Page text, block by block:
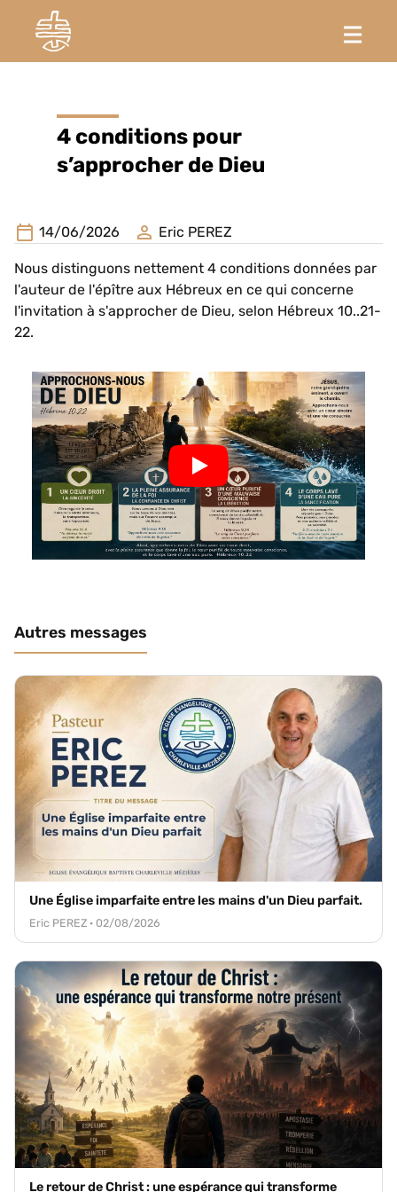
4 conditions pour
s’approcher de Dieu
14/06/2026 Eric PEREZ
Nous distinguons nettement 4 conditions données par
l'auteur de l'épître aux Hébreux en ce qui concerne
l'invitation à s'approcher de Dieu, selon Hébreux 10..21-
22.
Autres messages
Une Église imparfaite entre les mains d'un Dieu parfait.
Eric PEREZ · 02/08/2026
Le retour de Christ : une espérance qui transforme